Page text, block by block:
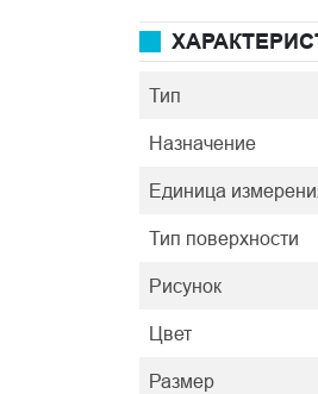
Тип
Назначение
Единица
Тип поверхности
Рисунок
Цвет
Размер